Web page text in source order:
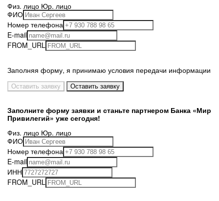
Физ. лицо Юр. лицо
ФИО
Номер телефона
E-mail
FROM_URL
Заполняя форму, я принимаю условия передачи информации
Заполните форму заявки и станьте партнером Банка «Мир
Привилегий» уже сегодня!
Физ. лицо Юр. лицо
ФИО
Номер телефона
E-mail
ИНН
FROM_URL